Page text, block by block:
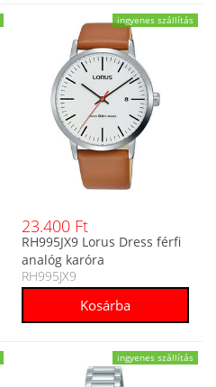
ingyenes szállítás
23.400 Ft
RH995JX9 Lorus Dress férfi
analóg karóra
RH995JX9
ingyenes szállítás